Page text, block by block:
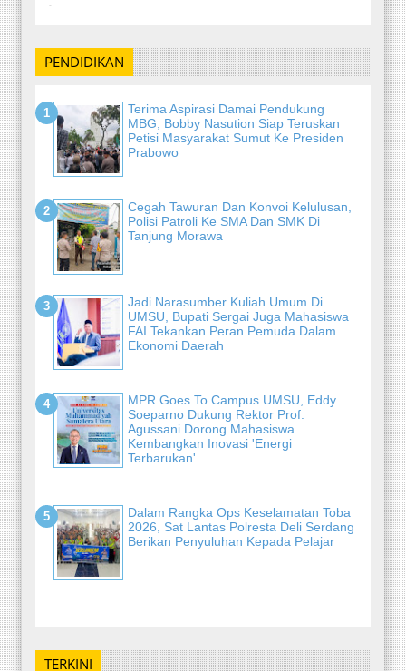
-
PENDIDIKAN
Terima Aspirasi Damai Pendukung
MBG, Bobby Nasution Siap Teruskan
Petisi Masyarakat Sumut Ke Presiden
Prabowo
Cegah Tawuran Dan Konvoi Kelulusan,
Polisi Patroli Ke SMA Dan SMK Di
Tanjung Morawa
Jadi Narasumber Kuliah Umum Di
UMSU, Bupati Sergai Juga Mahasiswa
FAI Tekankan Peran Pemuda Dalam
Ekonomi Daerah
MPR Goes To Campus UMSU, Eddy
Soeparno Dukung Rektor Prof.
Agussani Dorong Mahasiswa
Kembangkan Inovasi 'Energi
Terbarukan'
Dalam Rangka Ops Keselamatan Toba
2026, Sat Lantas Polresta Deli Serdang
Berikan Penyuluhan Kepada Pelajar
-
TERKINI